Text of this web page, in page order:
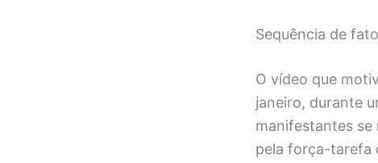
Sequência de
O vídeo que
janeiro, durante
manifestantes se
pela força-tarefa